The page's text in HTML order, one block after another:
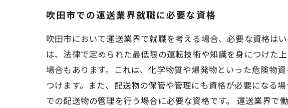
吹田市での運送業界就職に必要な資格
吹田市において運送業界で就職を考える場合、必要な資格は
は、法律で定められた最低限の運転技術や知識を身につけた
場合もあります。これは、化学物質や爆発物といった危険物
つけます。また、配送物の保管や管理にも資格が必要になる
での配送物の管理を行う場合に必要な資格です。 運送業界で